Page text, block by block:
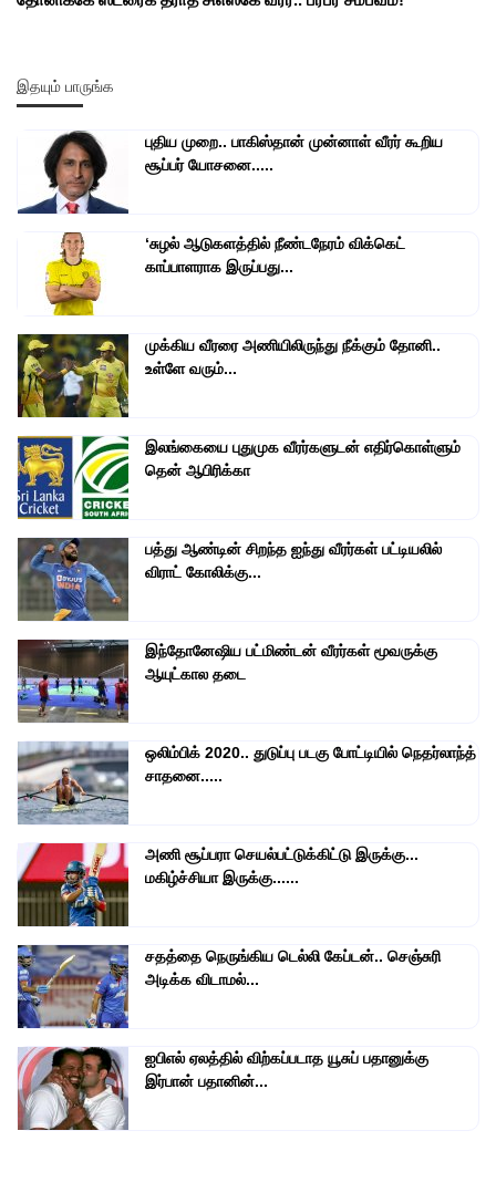
இதயும் பாருங்க
புதிய முறை.. பாகிஸ்தான் முன்னாள் வீரர் கூறிய
சூப்பர் யோசனை.....
‘சுழல் ஆடுகளத்தில் நீண்டநேரம் விக்கெட்
காப்பாளராக இருப்பது...
முக்கிய வீரரை அணியிலிருந்து நீக்கும் தோனி..
உள்ளே வரும்...
இலங்கையை புதுமுக வீரர்களுடன் எதிர்கொள்ளும்
தென் ஆபிரிக்கா
பத்து ஆண்டின் சிறந்த ஐந்து வீரர்கள் பட்டியலில்
விராட் கோலிக்கு...
இந்தோனேஷிய பட்மிண்டன் வீரர்கள் மூவருக்கு
ஆயுட்கால தடை
ஒலிம்பிக் 2020.. துடுப்பு படகு போட்டியில் நெதர்லாந்த்
சாதனை.....
அணி சூப்பரா செயல்பட்டுக்கிட்டு இருக்கு...
மகிழ்ச்சியா இருக்கு......
சதத்தை நெருங்கிய டெல்லி கேப்டன்.. செஞ்சுரி
அடிக்க விடாமல்...
ஐபிஎல் ஏலத்தில் விற்கப்படாத யூசுப் பதானுக்கு
இர்பான் பதானின்...